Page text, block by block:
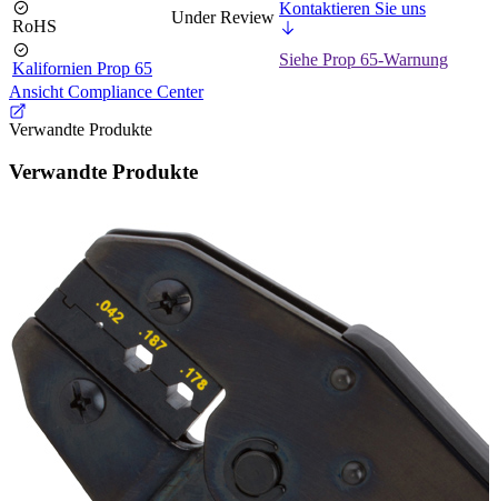
RoHS Under Review Kontaktieren Sie uns
Kalifornien Prop 65
Siehe Prop 65-Warnung
Ansicht Compliance Center
Verwandte Produkte
Verwandte Produkte